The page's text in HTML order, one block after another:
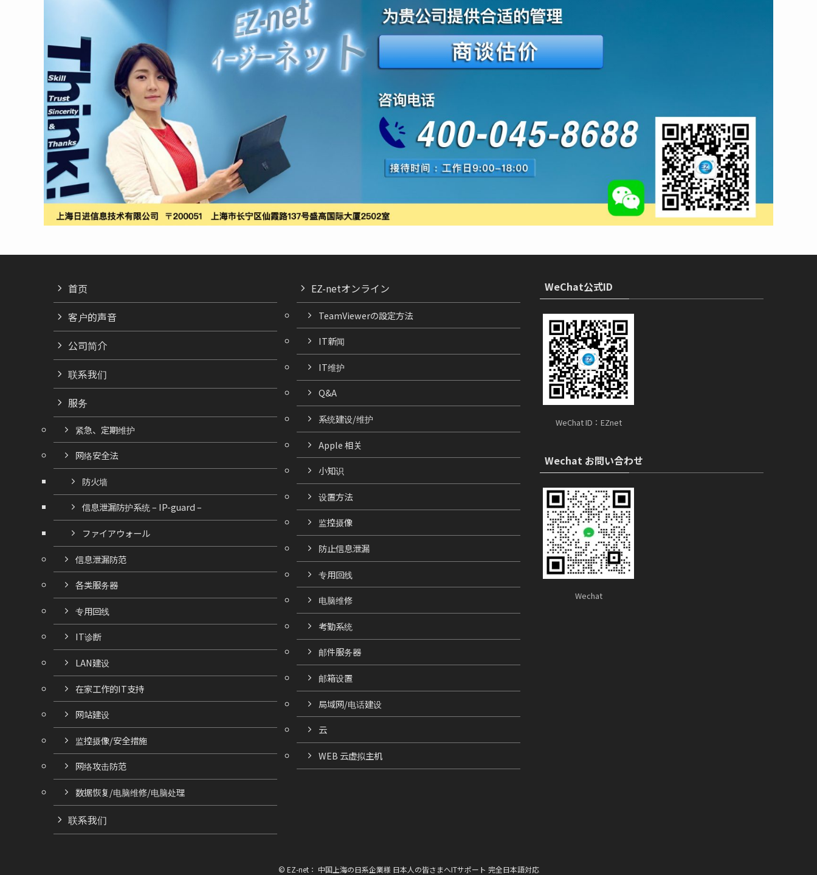
首页
客户的声音
公司简介
联系我们
服务
紧急、定期维护
网络安全法
防火墙
信息泄漏防护系统 – IP-guard –
ファイアウォール
信息泄漏防范
各类服务器
专用回线
IT诊断
LAN建设
在家工作的IT支持
网站建设
监控摄像/安全措施
网络攻击防范
数据恢复/电脑维修/电脑处理
联系我们
EZ-netオンライン
TeamViewerの設定方法
IT新闻
IT维护
Q&A
系统建设/维护
Apple 相关
小知识
设置方法
监控摄像
防止信息泄漏
专用回线
电脑维修
考勤系统
邮件服务器
邮箱设置
局域网/电话建设
云
WEB 云虚拟主机
WeChat公式ID
WeChat ID：EZnet
Wechat お問い合わせ
Wechat
© EZ-net： 中国上海の日系企業様 日本人の皆さまへITサポート 完全日本語対応